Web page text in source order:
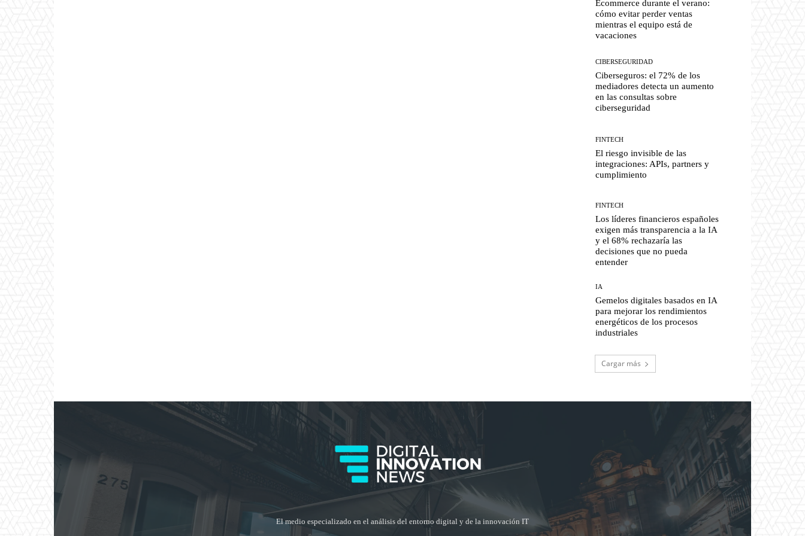
Ecommerce durante el verano:
cómo evitar perder ventas
mientras el equipo está de
vacaciones
CIBERSEGURIDAD
Ciberseguros: el 72% de los
mediadores detecta un aumento
en las consultas sobre
ciberseguridad
FINTECH
El riesgo invisible de las
integraciones: APIs, partners y
cumplimiento
FINTECH
Los líderes financieros españoles
exigen más transparencia a la IA
y el 68% rechazaría las
decisiones que no pueda
entender
IA
Gemelos digitales basados en IA
para mejorar los rendimientos
energéticos de los procesos
industriales
Cargar más
El medio especializado en el análisis del entorno digital y de la innovación IT